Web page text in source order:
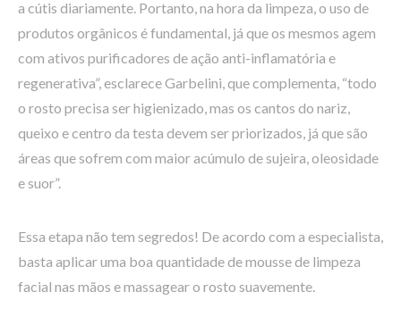
a cútis diariamente. Portanto, na hora da limpeza, o uso de
produtos orgânicos é fundamental, já que os mesmos agem
com ativos purificadores de ação anti-inflamatória e
regenerativa”, esclarece Garbelini, que complementa, “todo
o rosto precisa ser higienizado, mas os cantos do nariz,
queixo e centro da testa devem ser priorizados, já que são
áreas que sofrem com maior acúmulo de sujeira, oleosidade
e suor”.
Essa etapa não tem segredos! De acordo com a especialista,
basta aplicar uma boa quantidade de mousse de limpeza
facial nas mãos e massagear o rosto suavemente.